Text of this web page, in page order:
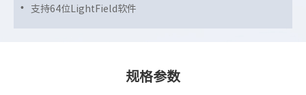
支持64位LightField软件
规格参数